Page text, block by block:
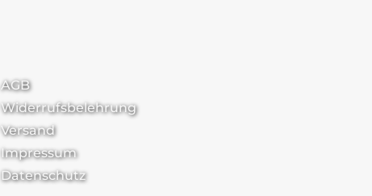
AGB
Widerrufsbelehrung
Versand
Impressum
Datenschutz